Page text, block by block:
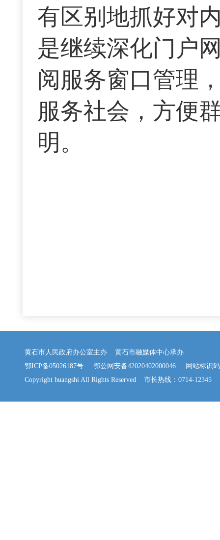
有区别地抓好对
是继续深化门户
阅服务窗口管理
服务社会，方便
明
黄石市人民政府办公室主办 黄石市融媒体中心承办
鄂ICP备05026187号
鄂公网安备42020402000046 网站标识码
Copyright huangshi All Rights Reserved 市长热线：0714-12345